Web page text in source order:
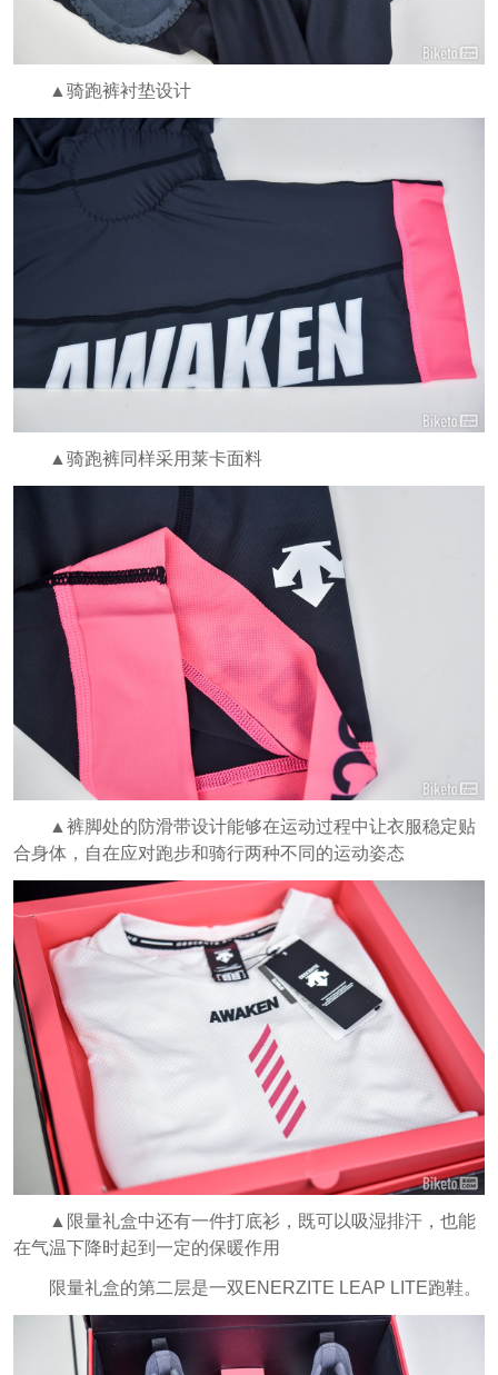
▲骑跑裤衬垫设计
▲骑跑裤同样采用莱卡面料
▲裤脚处的防滑带设计能够在运动过程中让衣服稳定贴
合身体，自在应对跑步和骑行两种不同的运动姿态
▲限量礼盒中还有一件打底衫，既可以吸湿排汗，也能
在气温下降时起到一定的保暖作用
限量礼盒的第二层是一双ENERZITE LEAP LITE跑鞋。